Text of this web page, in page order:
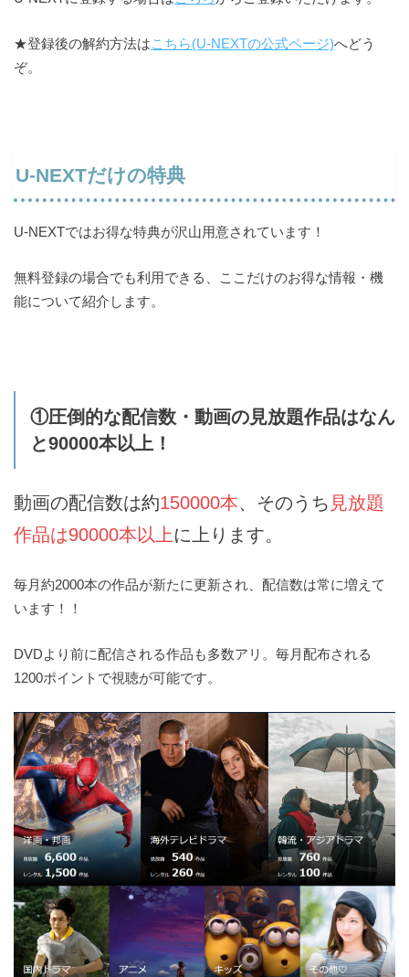
2つ
お客様情報の入力
★登録後の解約方法はこちら(U-NEXTの公式ページ)へどう
ぞ。
U-NEXTだけの特典
U-NEXTではお得な特典が沢山用意されています！
無料登録の場合でも利用できる、ここだけのお得な情報・機
能について紹介します。
①圧倒的な配信数・動画の見放題作品はなん
と90000本以上！
動画の配信数は約150000本、そのうち 見放題
作品は90000本以上に上ります。
毎月約2000本の作品が新たに更新され、配信数は常に増えて
います！！
DVDより前に配信される作品も多数アリ。毎月配布される
1200ポイントで視聴が可能です。